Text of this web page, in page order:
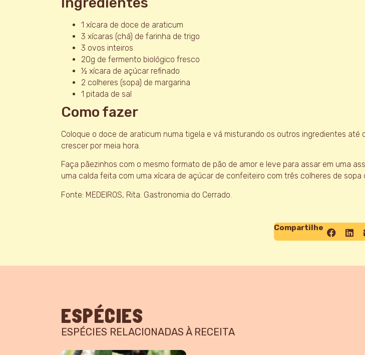
1 xícara de doce de araticum
3 xícaras (chá) de farinha de trigo
3 ovos inteiros
20g de fermento biológico fresco
½ xícara de açúcar refinado
2 colheres (sopa) de margarina
1 pitada de sal
Como fazer
Coloque o doce de araticum numa tigela e vá misturando os outros ingredientes até
crescer por meia hora.
Faça pãezinhos com o mesmo formato de pão de amor e leve para assar em uma
uma calda feita com uma xícara de açúcar de confeiteiro com três colheres de sopa
Fonte: MEDEIROS, Rita. Gastronomia do Cerrado.
Compartilhe
ESPÉCIES
ESPÉCIES RELACIONADAS À RECEITA